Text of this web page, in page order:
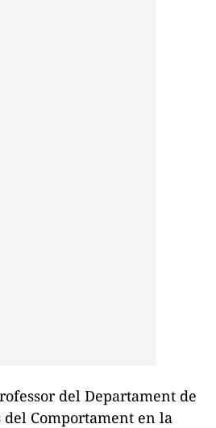
del Departament de
Comportament en la